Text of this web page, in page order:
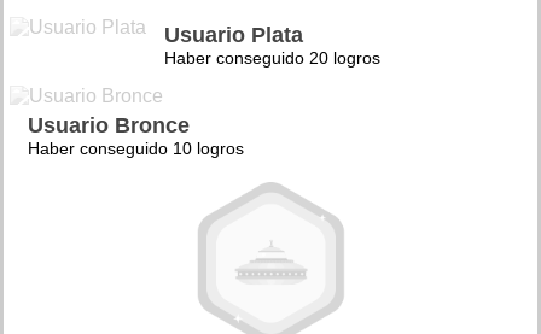
Usuario Plata
Haber conseguido 20 logros
Usuario Bronce
Haber conseguido 10 logros